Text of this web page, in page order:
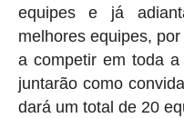
equipes e já
melhores equipes,
a competir em toda
juntarão como
dará um total de 20